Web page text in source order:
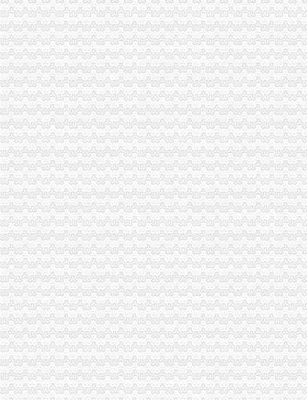
奉节局重庆注销税务推行四举措创新工商监管职能
渝中局重庆分公司注销全力筹备全国二十城区工商局长工作研讨会
大渡口局以新办公楼启用为契机倡导“四新”代理注销分公司狠抓队伍建设
江北局重庆注销税务深入学习贯彻胡锦涛总书记重要讲话精
重庆市分公司营业执照注销工商局九项措施助推红盾护农行动
梁平局分公司营业执照注销六项措施加风廉政建设
九龙坡局分公司营业执照注销二十项措施支持园区建设
璧山局重庆分公司注销认真学习贯彻胡锦涛总书记重要讲话精
涪陵局六项措施积开展星级文明市重庆注销分公司场创建活动
长寿局分公司营业执照注销五加推进风廉政建设
云局重庆注销分公司力举八措从严整规房地产交易秩序
开县临江工商所积开展灾后农资市分公司营业执照注销场专项检查
巴南局推行“一信一书”代理注销分公司制度加食品安全工作
万州局重庆注销分公司三个保障有力推进学改活动
沙坪坝局分公司营业执照注销连续五年获区行政执法责任制先进单位
沙坪坝局六举措培育规范农村市分公司营业执照注销场
巫山局重庆注销分公司增四种意识服务地方经济发展
万州局代理注销分公司为重点企业发展服好务
世界五百企业霍尼韦尔顺利入驻高新园区
长寿局重庆分公司注销五方面加建工作
九龙坡局代理注销分公司杨家坪所坚持热服务方便群众查询档案
市重庆注销税务工商局局长王元楷接受重庆电视台新闻联播节目采访[]
璧山局重庆注销税务八塘工商所深入田间开展护农行动
巫溪局代理注销分公司采取四项措施严把食品安全关
铜梁局重庆注销税务实行月工作计划报送制度
沙坪坝局代理注销分公司围绕四方面下功夫加作风建设
奉节局重庆分公司注销六个支持抓好助农工程
荣昌局五项措施组织开展星级市重庆分公司注销场评比工作